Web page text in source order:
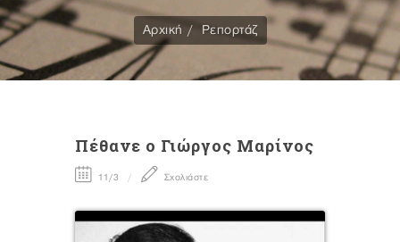
Αρχική Ρεπορτάζ
Πέθανε ο Γιώργος Μαρίνος
11/3 Σχολιάστε